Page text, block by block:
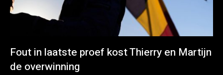
Fout in laatste proef kost Thierry en Martijn
de overwinning